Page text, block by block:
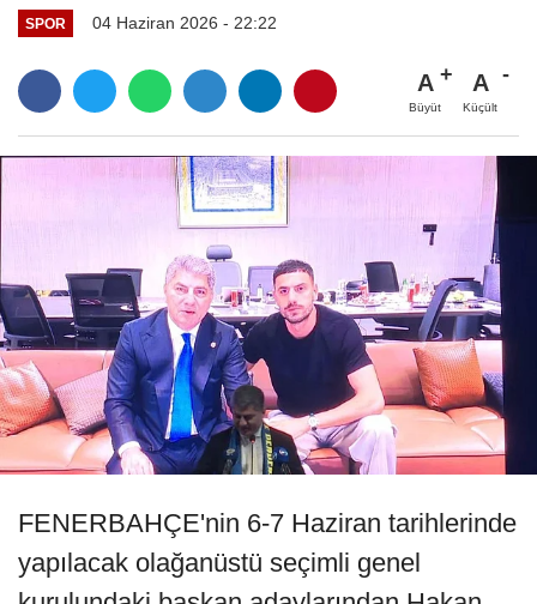
SPOR 04 Haziran 2026 - 22:22
A
Büyüt
A
Küçült
FENERBAHÇE'nin 6-7 Haziran tarihlerinde
yapılacak olağanüstü seçimli genel